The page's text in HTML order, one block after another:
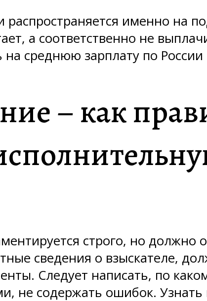
распространяется именно на
а соответственно не
на среднюю зарплату по России
– как
строго, но
сведения о взыскателе,
Следует написать, по
не содержать ошибок. Узнать